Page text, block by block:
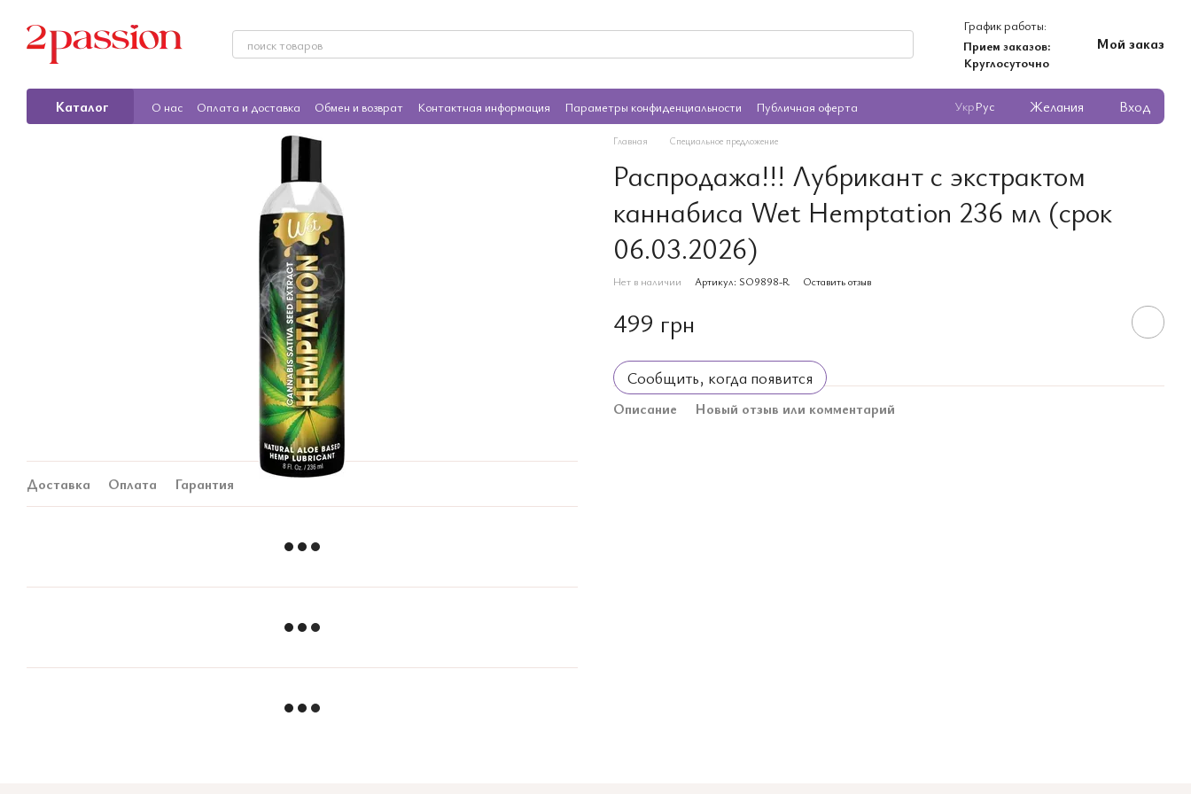
График работы:
Прием заказов:
Круглосуточно
Мой заказ
Каталог О нас Оплата и доставка Обмен и возврат Контактная информация Параметры конфиденциальности Публичная оферта УкрРус Желания Вход
Доставка Оплата Гарантия
Главная Специальное предложение
Распродажа!!! Лубрикант с экстрактом
каннабиса Wet Hemptation 236 мл (срок
06.03.2026)
Нет в наличии Артикул: SO9898-R Оставить отзыв
499 грн
Сообщить, когда появится
Описание Новый отзыв или комментарий